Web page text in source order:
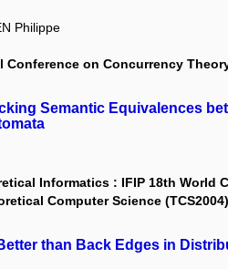
Philippe
on Concurrency Theory
Semantic Equivalences
Informatics : IFIP 18th World
Computer Science (TCS2004)
than Back Edges in